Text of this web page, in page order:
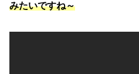
みたいですね～